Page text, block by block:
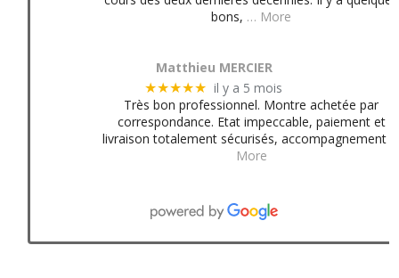
bons, … More
Matthieu MERCIER
★★★★★ il y a 5 mois
Très bon professionnel. Montre achetée par
correspondance. Etat impeccable, paiement et
livraison totalement sécurisés, accompagnement
More